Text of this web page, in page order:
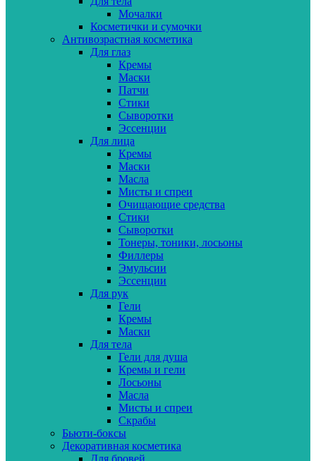
Мочалки
Косметички и сумочки
Антивозрастная косметика
Для глаз
Кремы
Маски
Патчи
Стики
Сыворотки
Эссенции
Для лица
Кремы
Маски
Масла
Мисты и спреи
Очищающие средства
Стики
Сыворотки
Тонеры, тоники, лосьоны
Филлеры
Эмульсии
Эссенции
Для рук
Гели
Кремы
Маски
Для тела
Гели для душа
Кремы и гели
Лосьоны
Масла
Мисты и спреи
Скрабы
Бьюти-боксы
Декоративная косметика
Для бровей